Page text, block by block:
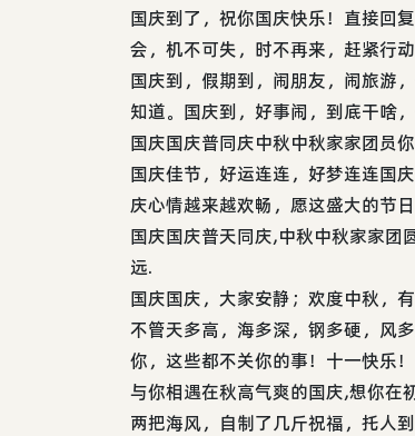
国庆到了，祝你国庆快乐！直接
会，机不可失，时不再来，赶紧行动
国庆到，假期到，闹朋友，闹旅游
知道。国庆到，好事闹，到底干啥
国庆国庆普同庆中秋中秋家家团员
国庆佳节，好运连连，好梦连连国
庆心情越来越欢畅，愿这盛大的节
国庆国庆普天同庆,中秋中秋家家团
远.
国庆国庆，大家安静；欢度中秋，
不管天多高，海多深，钢多硬，风
你，这些都不关你的事！十一快乐！
与你相遇在秋高气爽的国庆,想你在
两把海风，自制了几斤祝福，托人